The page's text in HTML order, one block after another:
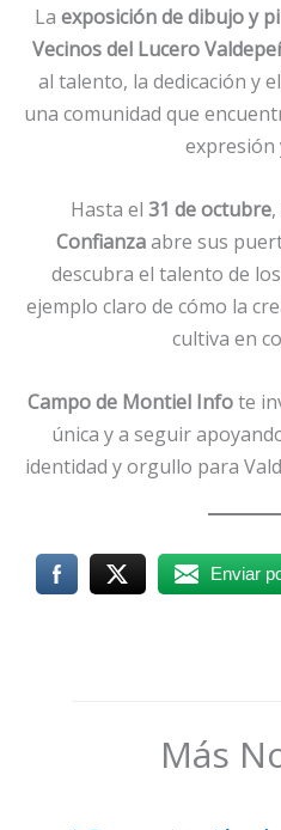
La exposición de dibujo y
Vecinos del Lucero
al talento, la dedicación y
una comunidad que
expresión
Hasta el 31 de octubre,
Confianzaabre sus
descubra el talento de
ejemplo claro de cómo la
cultiva en
Campo de Montiel Infote
única y a seguir
identidad y orgullo para
Enviar
Más